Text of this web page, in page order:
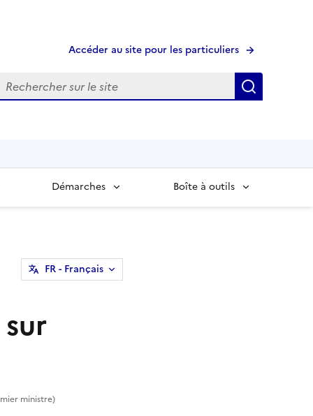
Accéder au site pour les particuliers
Recherche
Démarches Boîte à outils
FR- Français
ministre)